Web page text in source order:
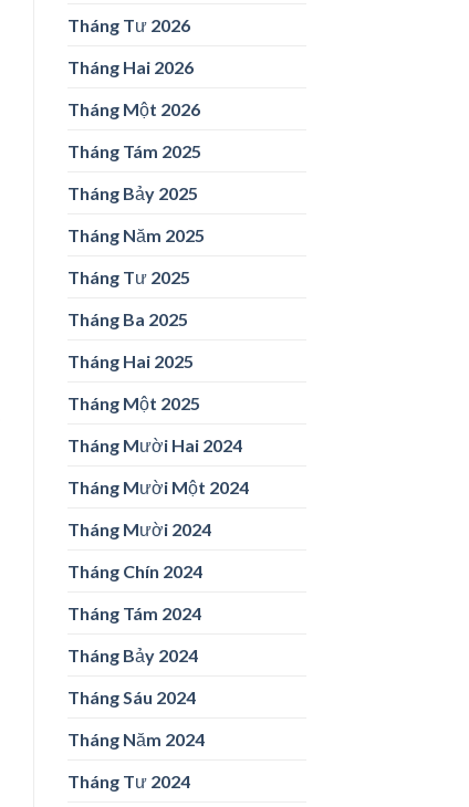
Tháng Tư 2026
Tháng Hai 2026
Tháng Một 2026
Tháng Tám 2025
Tháng Bảy 2025
Tháng Năm 2025
Tháng Tư 2025
Tháng Ba 2025
Tháng Hai 2025
Tháng Một 2025
Tháng Mười Hai 2024
Tháng Mười Một 2024
Tháng Mười 2024
Tháng Chín 2024
Tháng Tám 2024
Tháng Bảy 2024
Tháng Sáu 2024
Tháng Năm 2024
Tháng Tư 2024